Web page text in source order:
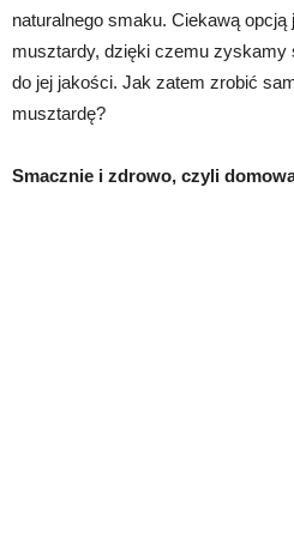
naturalnego smaku. Ciekawą
musztardy, dzięki czemu zyskamy
do jej jakości. Jak zatem zrobić
musztardę?
Smacznie i zdrowo, czyli